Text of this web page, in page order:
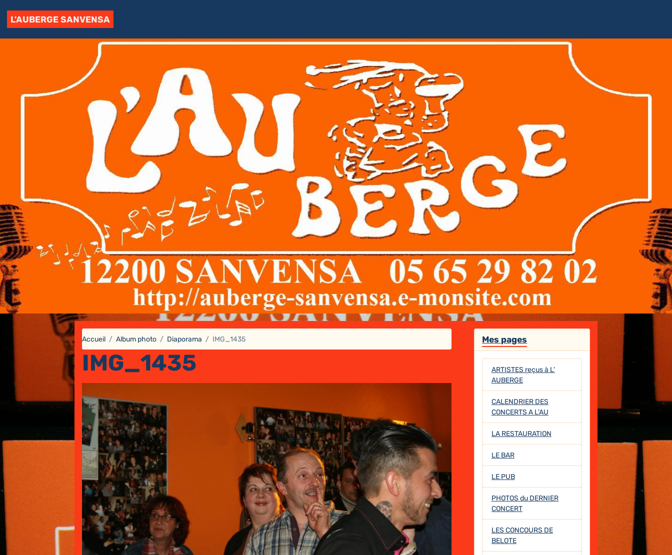
L'AUBERGE SANVENSA
Accueil Album photo Diaporama IMG_1435
IMG_1435
Mes pages
ARTISTES reçus à L'
AUBERGE
CALENDRIER DES
CONCERTS A L'AU
LA RESTAURATION
LE BAR
LE PUB
PHOTOS du DERNIER
CONCERT
LES CONCOURS DE
BELOTE